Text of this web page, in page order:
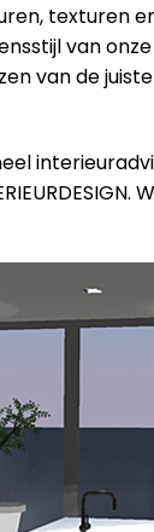
texturen
van
van de